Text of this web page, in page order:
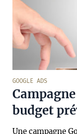
GOOGLE ADS
budget
Une campagne